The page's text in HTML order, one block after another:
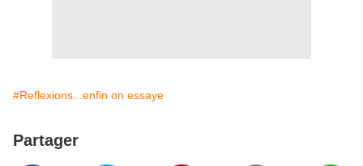
#Reflexions...enfin on essaye
Partager